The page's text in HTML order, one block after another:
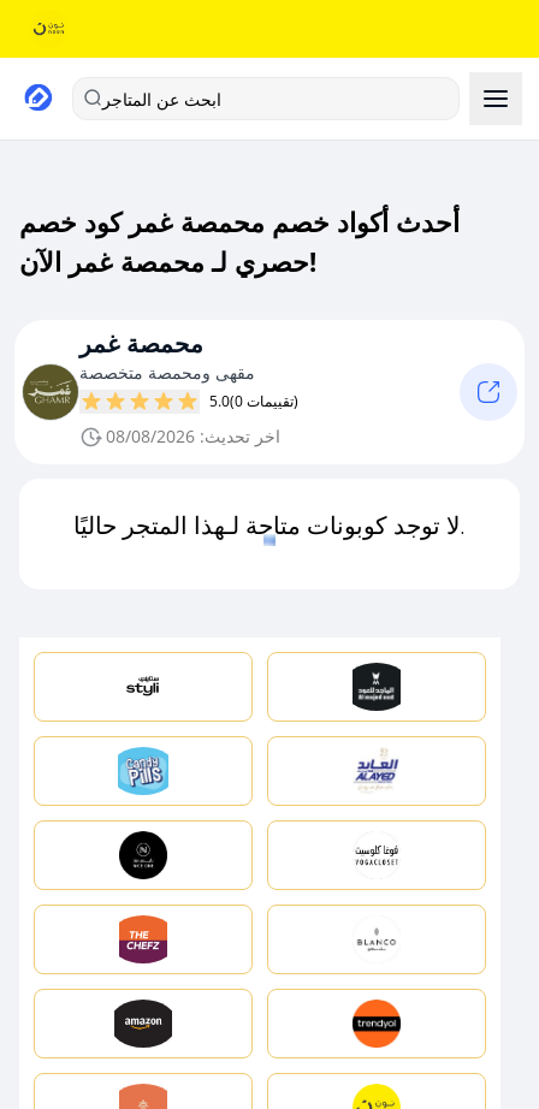
ابحث عن المتاجر
أحدث أكواد خصم محمصة غمر كود خصم
حصري لـ محمصة غمر الآن!
محمصة غمر
مقهى ومحمصة متخصصة
5.0 (0 تقييمات)
اخر تحديث: 08/08/2026
لا توجد كوبونات متاحة لـهذا المتجر حاليًا.